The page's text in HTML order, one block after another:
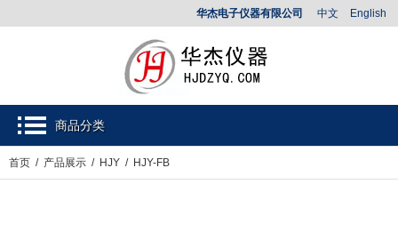
中文 English
华杰电子仪器有限公司
商品分类
首页 / 产品展示 / HJY / HJY-FB